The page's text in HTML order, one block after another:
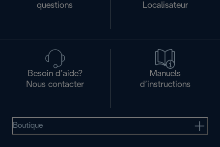
questions
Localisateur
Besoin d’aide?
Nous contacter
Manuels
d’instructions
Boutique